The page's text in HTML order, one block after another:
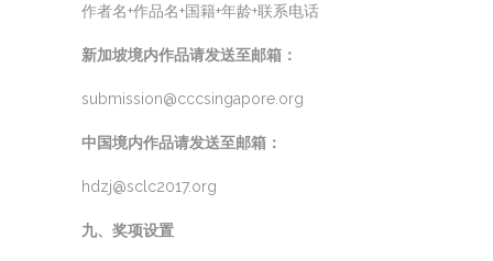
作者名+作品名+国籍+年龄+联系电话
新加坡境内作品请发送至邮箱：
submission@cccsingapore.org
中国境内作品请发送至邮箱：
hdzj@sclc2017.org
九、奖项设置